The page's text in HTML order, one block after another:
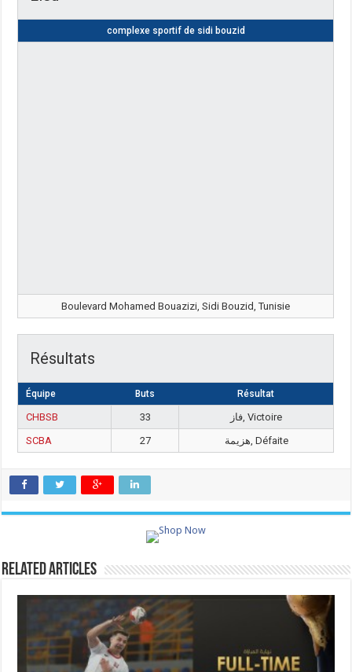
complexe sportif de sidi bouzid
Boulevard Mohamed Bouazizi, Sidi Bouzid, Tunisie
Résultats
Équipe Buts Résultat
CHBSB 33
فاز, Victoire
SCBA
27 هزيمة, Défaite
Related Articles